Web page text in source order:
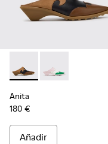
Anita - K201957-001 -
Anita -
Anita
180 €
Añadir